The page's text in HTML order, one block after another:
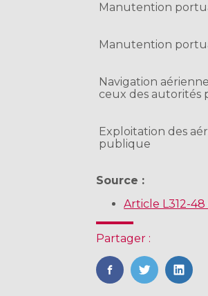
Manutention
Manutention
Navigation
ceux des autorités
Exploitation des
publique
Source :
Article L312-
Partager :
FaceBook
Twitter